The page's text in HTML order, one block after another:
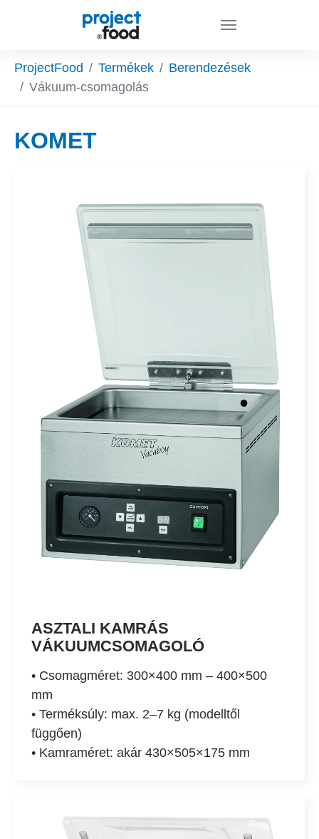
Skip to main content
You are here:
ProjectFood Termékek
Berendezések
Vákuum-csomagolás
KOMET
ASZTALI KAMRÁS
VÁKUUMCSOMAGOLÓ
• Csomagméret: 300×400 mm – 400×500
mm
• Terméksúly: max. 2–7 kg (modelltől
függően)
• Kamraméret: akár 430×505×175 mm